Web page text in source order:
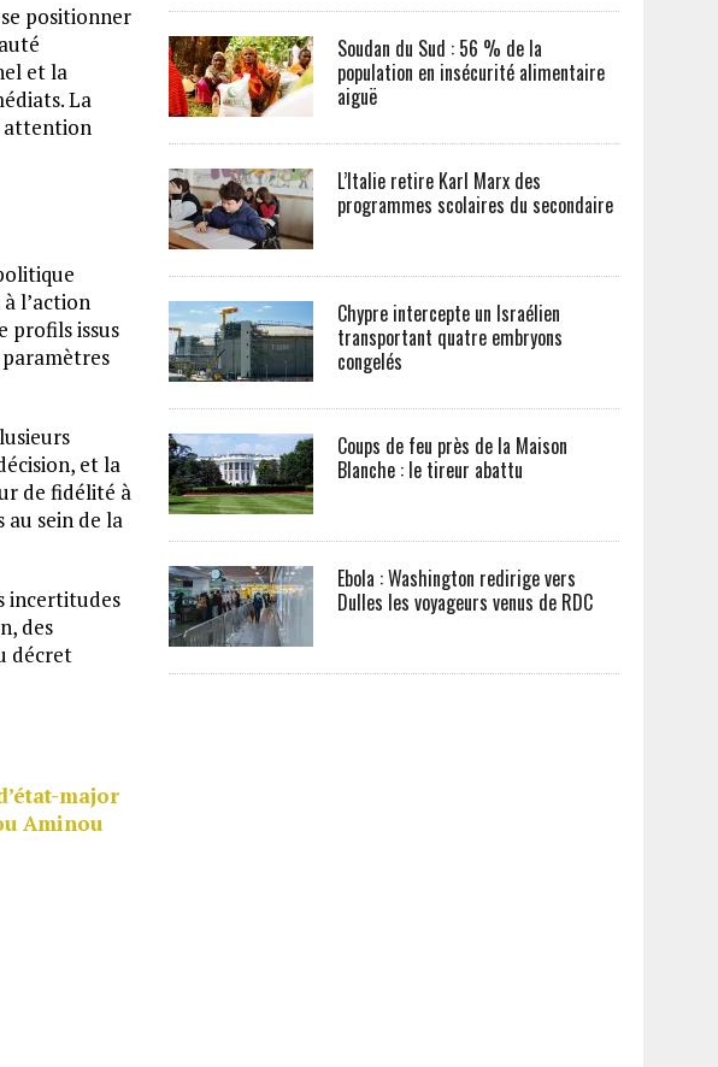
positionner
et la
La
attention
l’action
profils issus
et la
de fidélité à
au sein de la
incertitudes
des
décret
major
Aminou
Soudan du Sud : 56 % de la
population en insécurité alimentaire
aiguë
L’Italie retire Karl Marx des
programmes scolaires du secondaire
Chypre intercepte un Israélien
transportant quatre embryons
congelés
Coups de feu près de la Maison
Blanche : le tireur abattu
Ebola : Washington redirige vers
Dulles les voyageurs venus de RDC